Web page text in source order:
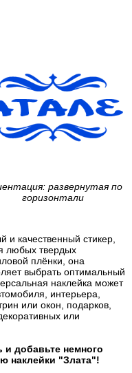
развернутая по
горизонтали
и качественный стикер,
любых твердых
плёнки, она
выбрать оптимальный
наклейка может
интерьера,
или окон, подарков,
или
добавьте немного
наклейки "Злата"!